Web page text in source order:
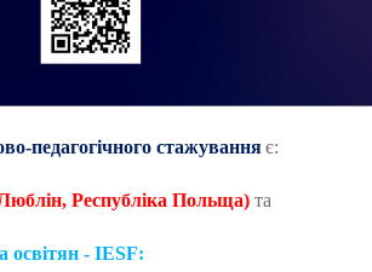
педагогічного стажуванняє:
Республіка Польща)та
освітян - IESF: